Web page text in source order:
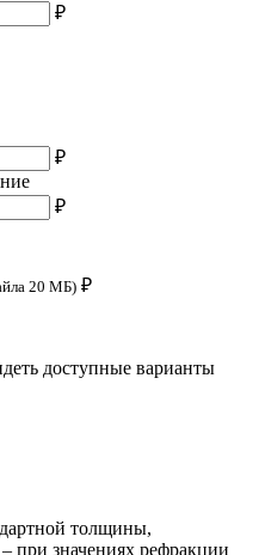
₽
₽
₽
20 МБ) ₽
доступные варианты
толщины,
при значениях рефракции